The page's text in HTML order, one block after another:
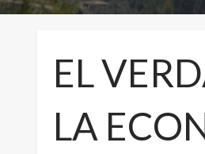
EL
LA